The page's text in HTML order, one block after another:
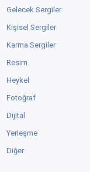
Gelecek Sergiler
Kişisel Sergiler
Karma Sergiler
Resim
Heykel
Fotoğraf
Dijital
Yerleşme
Diğer